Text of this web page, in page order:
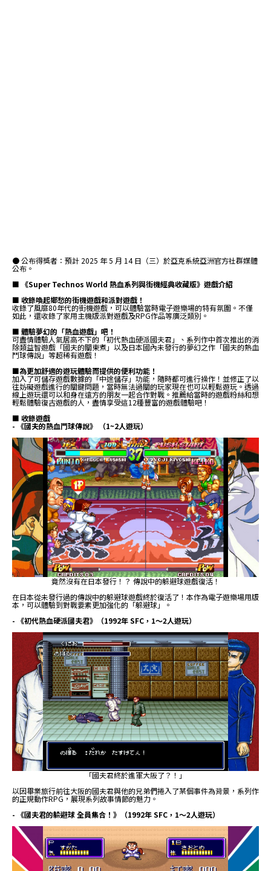
● 公布得獎者：預計 2025 年 5 月 14 日（三）於亞克系統亞洲官方社群媒體
公布。
■ 《Super Technos World 熱血系列與街機經典收藏版》遊戲介紹
■ 收錄喚起鄉愁的街機遊戲和派對遊戲！
收錄了風靡80年代的街機遊戲，可以體驗當時電子遊樂場的特有氛圍。不僅
如此，還收錄了家用主機版派對遊戲及RPG作品等廣泛類別。
■ 體驗夢幻的「熱血遊戲」吧！
可盡情體驗人氣居高不下的「初代熱血硬派國夫君」、系列作中首次推出的消
除類益智遊戲「國夫的關東煮」以及日本國內未發行的夢幻之作「國夫的熱血
鬥球傳說」等超稀有遊戲！
■為更加舒適的遊玩體驗而提供的便利功能！
加入了可儲存遊戲數據的「中途儲存」功能，隨時都可進行操作！並修正了以
往妨礙遊戲進行的關鍵問題，當時無法過關的玩家現在也可以輕鬆遊玩。透過
線上遊玩還可以和身在遠方的朋友一起合作對戰。推薦給當時的遊戲粉絲和想
輕鬆體驗復古遊戲的人，盡情享受這12種豐富的遊戲體驗吧！
■ 收錄遊戲
- 《國夫的熱血鬥球傳說》 （1~2人遊玩）
竟然沒有在日本發行！？ 傳說中的躲避球遊戲復活！
在日本從未發行過的傳說中的躲避球遊戲終於復活了！本作為電子遊樂場用版
本，可以體驗到對戰要素更加強化的「躲避球」。
- 《初代熱血硬派國夫君》（1992年 SFC，1～2人遊玩）
「國夫君終於進軍大阪了？！」
以因畢業旅行前往大阪的國夫君與他的兄弟們捲入了某個事件為背景，系列作
的正規動作RPG，展現系列故事情節的魅力。
- 《國夫君的躲避球 全員集合！》（1992年 SFC，1～2人遊玩）